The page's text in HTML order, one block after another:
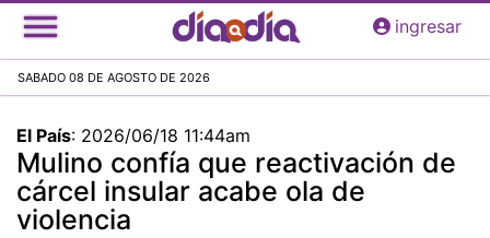
Pasar
al
principal
ingresar
SABADO 08 DE AGOSTO DE 2026
El País: 2026/06/18 11:44am
Mulino confía que reactivación de
cárcel insular acabe ola de
violencia